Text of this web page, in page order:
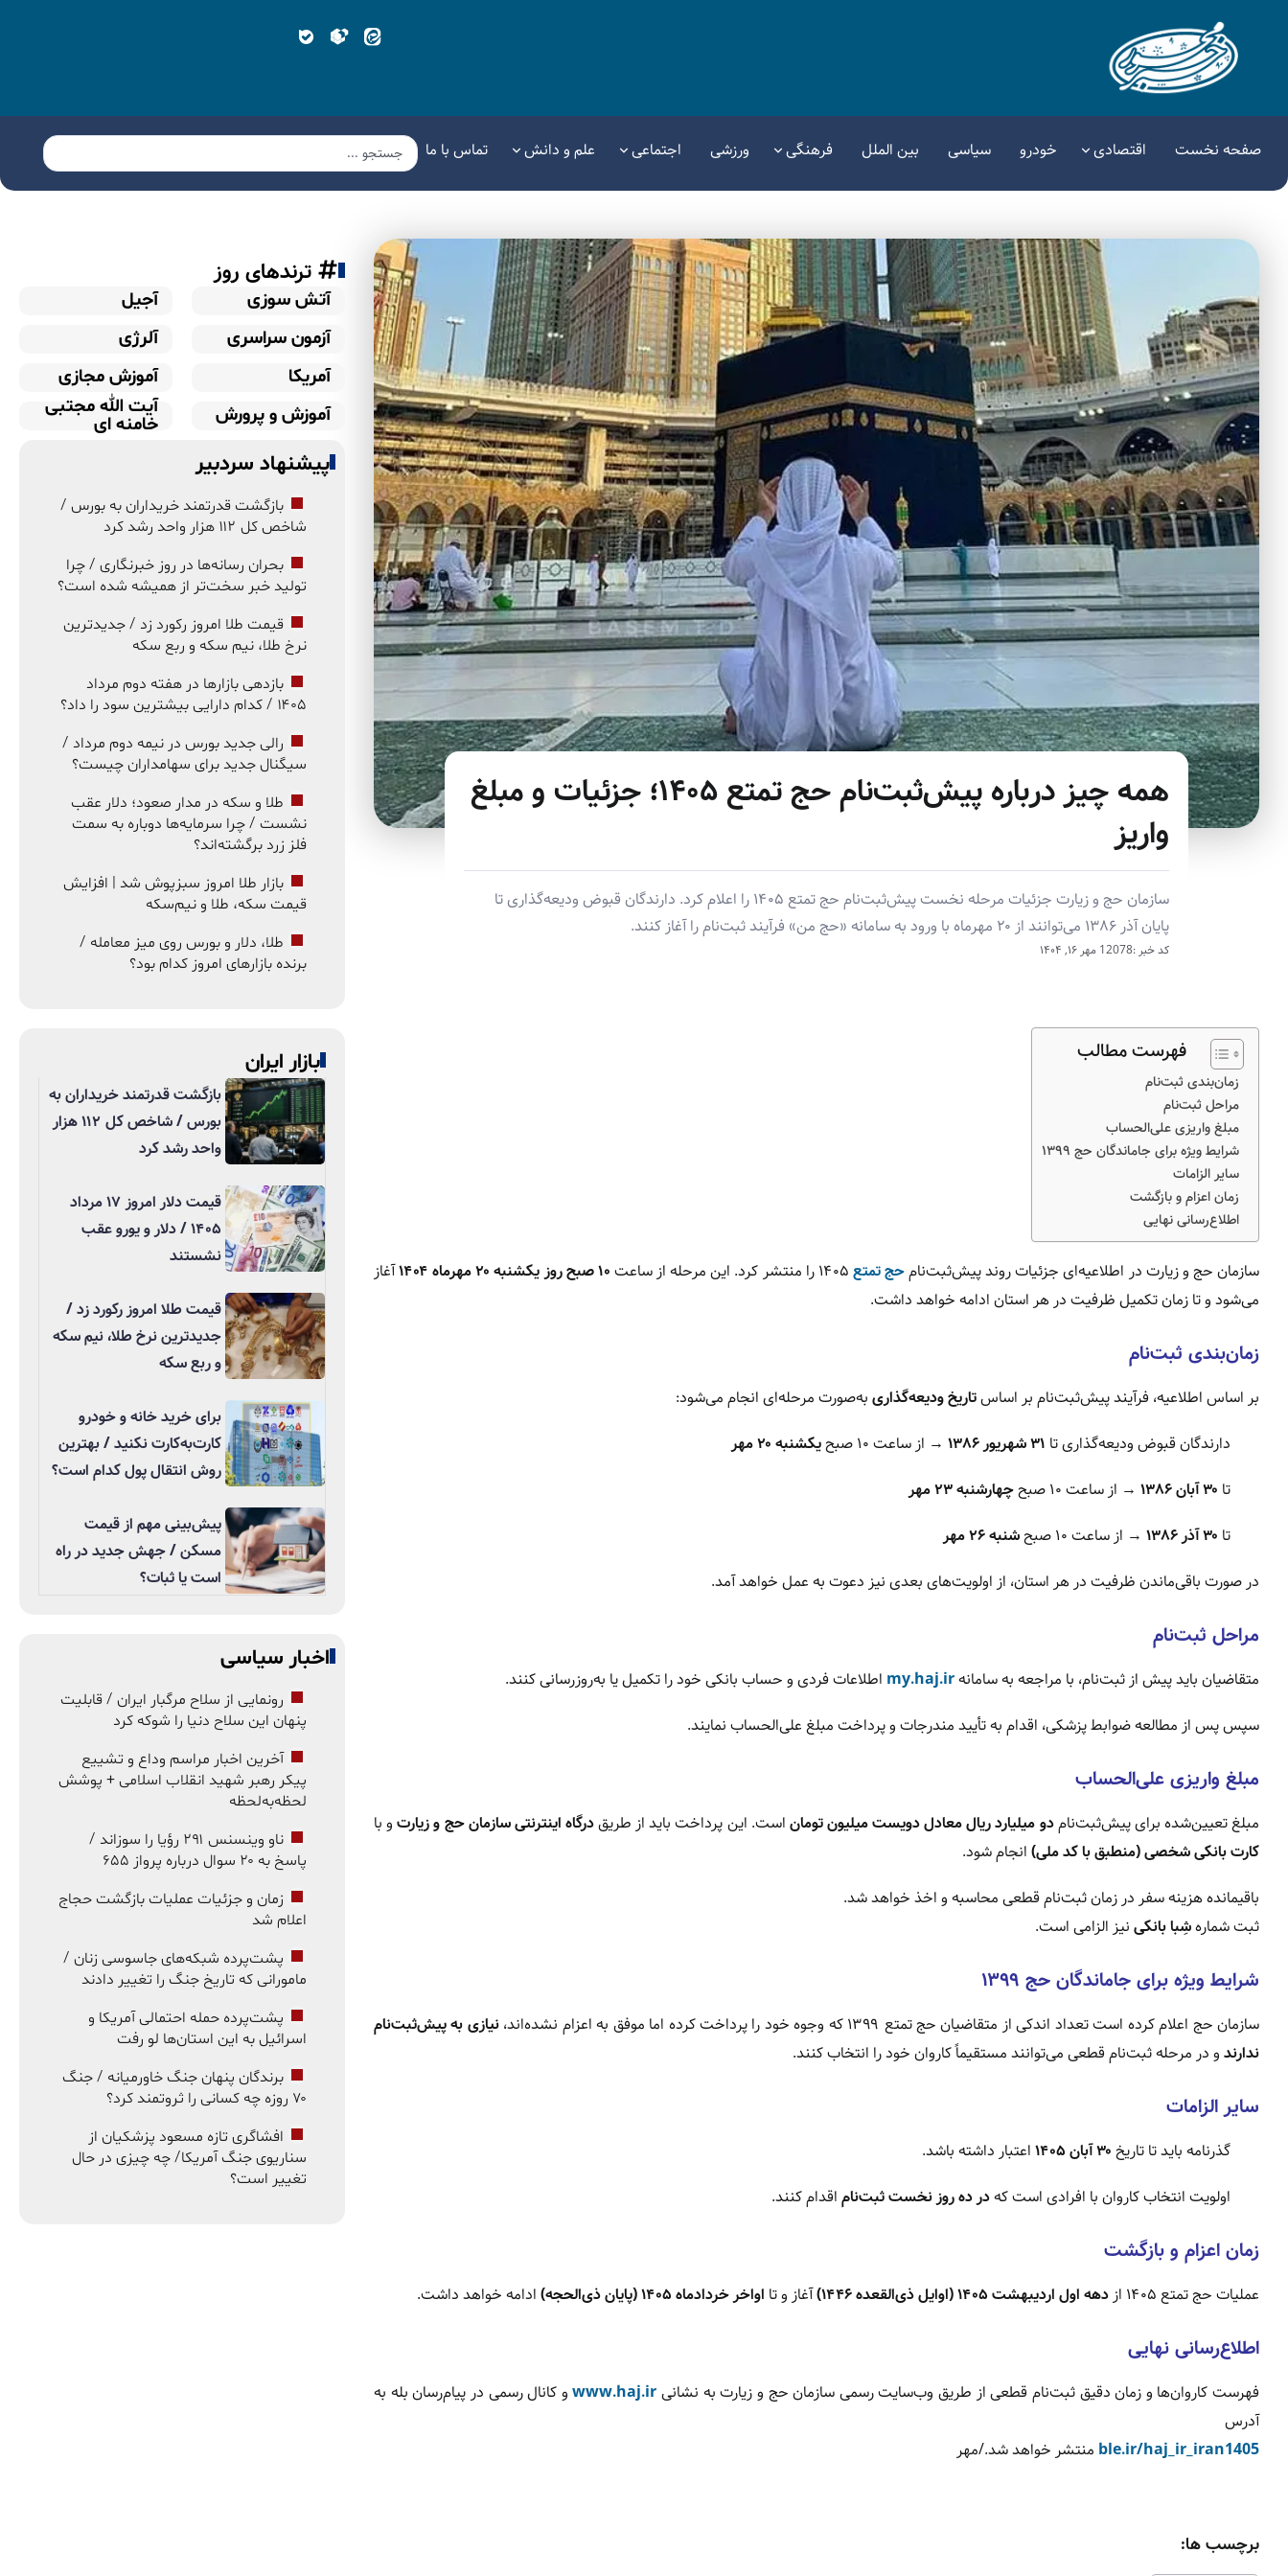
صفحه نخست اقتصادی خودرو سیاسی بین الملل فرهنگی ورزشی اجتماعی علم و دانش تماس با ما
همه چیز درباره پیش‌ثبت‌نام حج تمتع ۱۴۰۵؛ جزئیات و مبلغ
واریز
سازمان حج و زیارت جزئیات مرحله نخست پیش‌ثبت‌نام حج تمتع ۱۴۰۵ را اعلام کرد. دارندگان قبوض ودیعه‌گذاری تا
پایان آذر ۱۳۸۶ می‌توانند از ۲۰ مهرماه با ورود به سامانه «حج من» فرآیند ثبت‌نام را آغاز کنند.
کد خبر :12078 مهر ۱۶, ۱۴۰۴
فهرست مطالب
زمان‌بندی ثبت‌نام
مراحل ثبت‌نام
مبلغ واریزی علی‌الحساب
شرایط ویژه برای جاماندگان حج ۱۳۹۹
سایر الزامات
زمان اعزام و بازگشت
اطلاع‌رسانی نهایی
سازمان حج و زیارت در اطلاعیه‌ای جزئیات روند پیش‌ثبت‌نامحج تمتع ۱۰ صبح روز یکشنبه ۲۰ مهرماه ۱۴۰۴
آغاز
می‌شود و تا زمان تکمیل ظرفیت در هر استان ادامه خواهد داشت.
زمان‌بندی ثبت‌نام
بر اساس اطلاعیه، فرآیند پیش‌ثبت‌نام بر اساستاریخ ودیعه‌گذاری به‌صورت مرحله‌ای انجام می‌شود:
دارندگان قبوض ودیعه‌گذاری تا ۳۱ شهریور ۱۳۸۶ → از ساعت ۱۰ صبح
یکشنبه ۲۰ مهر
تا ۳۰ آبان ۱۳۸۶ → از ساعت ۱۰ صبح
چهارشنبه ۲۳ مهر
تا ۳۰ آذر ۱۳۸۶ → از ساعت ۱۰ صبح
شنبه ۲۶ مهر
در صورت باقی‌ماندن ظرفیت در هر استان، از اولویت‌های بعدی نیز دعوت به عمل خواهد آمد.
مراحل ثبت‌نام
متقاضیان باید پیش از ثبت‌نام، با مراجعه به سامانهmy.haj.ir اطلاعات فردی و حساب بانکی خود را تکمیل یا به‌روزرسانی کنند.
سپس پس از مطالعه ضوابط پزشکی، اقدام به تأیید مندرجات و پرداخت مبلغ علی‌الحساب نمایند.
مبلغ واریزی علی‌الحساب
مبلغ تعیین‌شده برای پیش‌ثبت‌نامدو میلیارد ریال معادل دویست میلیون تومان است. این پرداخت باید از طریقدرگاه اینترنتی سازمان حج و زیارتو با
کارت بانکی شخصی (منطبق با کد ملی) انجام شود.
باقیمانده هزینه سفر در زمان ثبت‌نام قطعی محاسبه و اخذ خواهد شد.
ثبت شمارهشِبا بانکی نیز الزامی است.
شرایط ویژه برای جاماندگان حج ۱۳۹۹
سازمان حج اعلام کرده است تعداد اندکی از متقاضیان حج تمتع ۱۳۹۹ که وجوه خود را پرداخت کرده اما موفق به اعزام نشده‌اند،
نیازی به پیش‌ثبت‌نام
ندارند و در مرحله ثبت‌نام قطعی می‌توانند مستقیماً کاروان خود را انتخاب کنند.
سایر الزامات
گذرنامه باید تا تاریخ ۳۰ آبان ۱۴۰۵
اعتبار داشته باشد.
اولویت انتخاب کاروان با افرادی است کهدر ده روز نخست ثبت‌نام اقدام کنند.
زمان اعزام و بازگشت
عملیات حج تمتع ۱۴۰۵ از دهه اول اردیبهشت ۱۴۰۵ (اوایل ذی‌القعده ۱۴۴۶) آغاز و تا اواخر خردادماه ۱۴۰۵ (پایان ذی‌الحجه) ادامه خواهد داشت.
اطلاع‌رسانی نهایی
فهرست کاروان‌ها و زمان دقیق ثبت‌نام قطعی از طریق وب‌سایت رسمی سازمان حج و زیارت به نشانی www.haj.irو کانال رسمی در پیام‌رسان بله به
آدرس
ble.ir/haj_ir_iran1405 منتشر خواهد شد./مهر
برچسب ها:
ترندهای روز
آتش سوزی
آجیل
آزمون سراسری
آلرژی
آمریکا
آموزش مجازی
آموزش و پرورش
آیت الله مجتبی
خامنه ای
پیشنهاد سردبیر
بازگشت قدرتمند خریداران به بورس /
شاخص کل ۱۱۲ هزار واحد رشد کرد
بحران رسانه‌ها در روز خبرنگاری / چرا
تولید خبر سخت‌تر از همیشه شده است؟
قیمت طلا امروز رکورد زد / جدیدترین
نرخ طلا، نیم سکه و ربع سکه
بازدهی بازارها در هفته دوم مرداد
۱۴۰۵ / کدام دارایی بیشترین سود را داد؟
رالی جدید بورس در نیمه دوم مرداد /
سیگنال جدید برای سهامداران چیست؟
طلا و سکه در مدار صعود؛ دلار عقب
نشست / چرا سرمایه‌ها دوباره به سمت
فلز زرد برگشته‌اند؟
بازار طلا امروز سبزپوش شد | افزایش
قیمت سکه، طلا و نیم‌سکه
طلا، دلار و بورس روی میز معامله /
برنده بازارهای امروز کدام بود؟
بازار ایران
بازگشت قدرتمند خریداران به
بورس / شاخص کل ۱۱۲ هزار
واحد رشد کرد
قیمت دلار امروز ۱۷ مرداد
۱۴۰۵ / دلار و یورو عقب
نشستند
قیمت طلا امروز رکورد زد /
جدیدترین نرخ طلا، نیم سکه
و ربع سکه
برای خرید خانه و خودرو
کارت‌به‌کارت نکنید / بهترین
روش انتقال پول کدام است؟
پیش‌بینی مهم از قیمت
مسکن / جهش جدید در راه
است یا ثبات؟
اخبار سیاسی
رونمایی از سلاح مرگبار ایران / قابلیت
پنهان این سلاح دنیا را شوکه کرد
آخرین اخبار مراسم وداع و تشییع
پیکر رهبر شهید انقلاب اسلامی + پوشش
لحظه‌به‌لحظه
ناو وینسنس ۲۹۱ رؤیا را سوزاند /
پاسخ به ۲۰ سوال درباره پرواز ۶۵۵
زمان و جزئیات عملیات بازگشت حجاج
اعلام شد
پشت‌پرده شبکه‌های جاسوسی زنان /
مامورانی که تاریخ جنگ را تغییر دادند
پشت‌پرده حمله احتمالی آمریکا و
اسرائیل به این استان‌ها لو رفت
برندگان پنهان جنگ خاورمیانه / جنگ
۷۰ روزه چه کسانی را ثروتمند کرد؟
افشاگری تازه مسعود پزشکیان از
سناریوی جنگ آمریکا/ چه چیزی در حال
تغییر است؟